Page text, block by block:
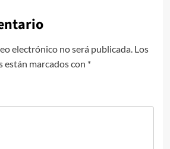
electrónico no será publicada. Los
marcados con *